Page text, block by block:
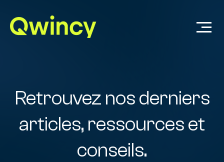
Retrouvez nos derniers
articles, ressources et
conseils.